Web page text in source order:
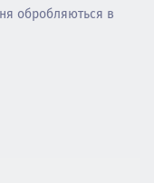
обробляються в